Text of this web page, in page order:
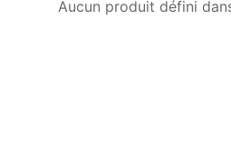
Aucun produit défini